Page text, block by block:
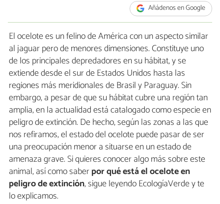
Añádenos en Google
El ocelote es un felino de América con un aspecto similar
al jaguar pero de menores dimensiones. Constituye uno
de los principales depredadores en su hábitat, y se
extiende desde el sur de Estados Unidos hasta las
regiones más meridionales de Brasil y Paraguay. Sin
embargo, a pesar de que su hábitat cubre una región tan
amplia, en la actualidad está catalogado como especie en
peligro de extinción. De hecho, según las zonas a las que
nos refiramos, el estado del ocelote puede pasar de ser
una preocupación menor a situarse en un estado de
amenaza grave. Si quieres conocer algo más sobre este
animal, así como saberpor qué está el ocelote en
peligro de extinción, sigue leyendo EcologíaVerde y te
lo explicamos.